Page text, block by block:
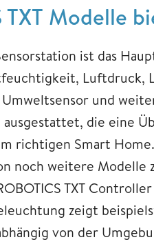
TXT Modelle
ist das
Luftdruck,
und
die eine
richtigen Smart
noch weitere Modelle
TXT
zeigt
von der